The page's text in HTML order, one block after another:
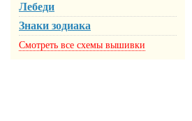
Лебеди
Знаки зодиака
Смотреть все схемы вышивки